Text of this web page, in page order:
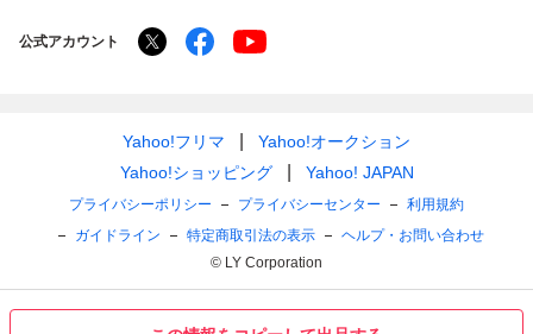
公式アカウント
Yahoo!フリマ
Yahoo!オークション
Yahoo!ショッピング
Yahoo! JAPAN
プライバシーポリシー プライバシーセンター
利用規約
ガイドライン
特定商取引法の表示
ヘルプ・お問い合わせ
© LY Corporation